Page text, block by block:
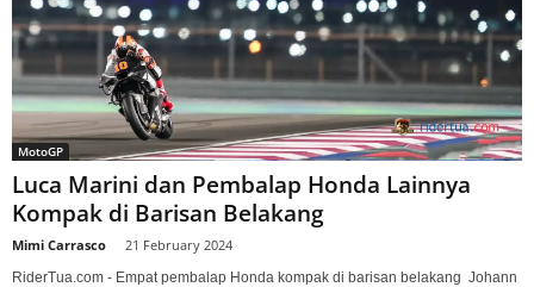
MotoGP
Luca Marini dan Pembalap Honda Lainnya
Kompak di Barisan Belakang
Mimi Carrasco 21 February 2024
RiderTua.com - Empat pembalap Honda kompak di barisan belakang Johann